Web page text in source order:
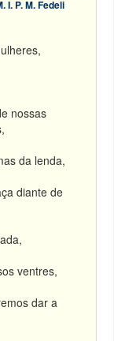
I. P. M. Fedeli
nossas
da lenda,
diante de
ventres,
dar a